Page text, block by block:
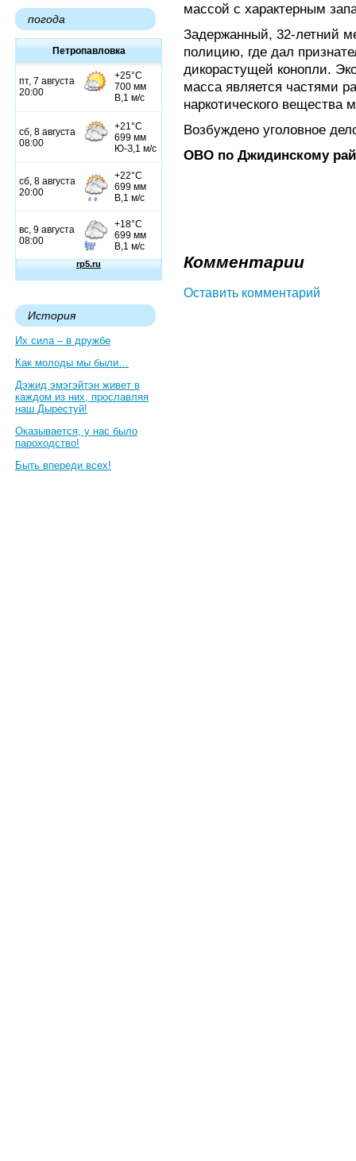
погода
Петропавловка
История
Их сила – в дружбе
Как молоды мы были…
Дэжид эмэгэйтэн живет в
каждом из них, прославляя
наш Дырестуй!
Оказывается, у нас было
пароходство!
Быть впереди всех!
массой с характерным
Задержанный, 32-летний
полицию, где дал
дикорастущей конопли.
масса является частями
наркотического вещества
Возбуждено уголовное
ОВО по Джидинскому
Комментарии
Оставить комментарий